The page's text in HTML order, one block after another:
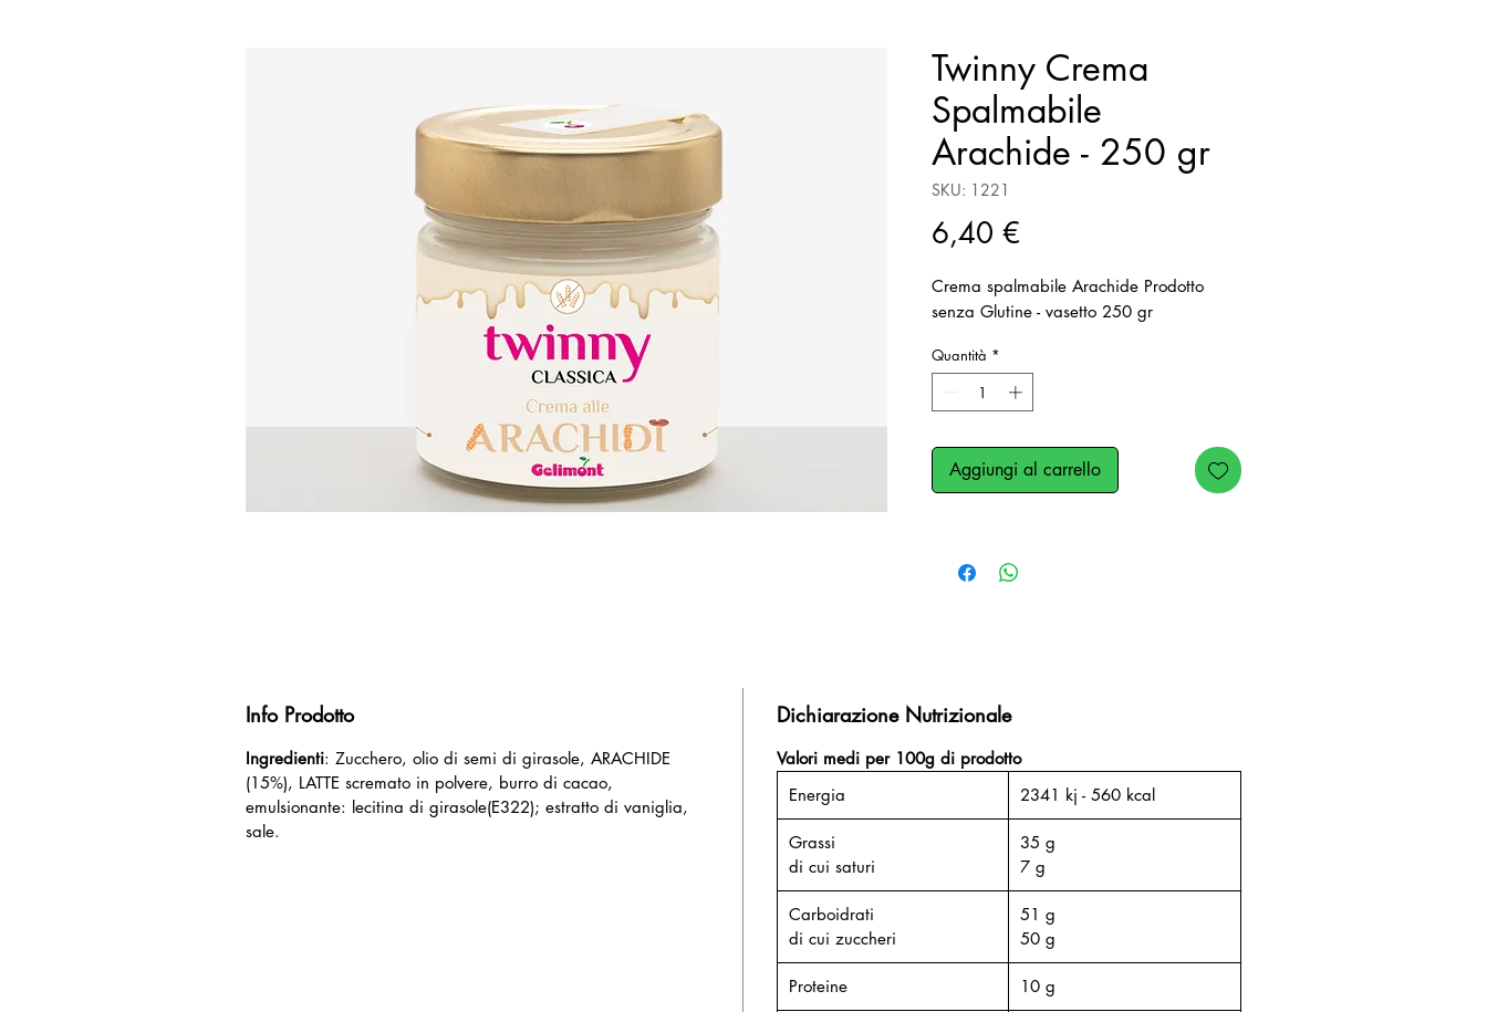
Twinny Crema
Spalmabile
Arachide - 250 gr
SKU: 1221
6,40 €
Crema spalmabile Arachide Prodotto
senza Glutine - vasetto 250 gr
Quantità *
Aggiungi al carrello
Info Prodotto
Ingredienti: Zucchero, olio di semi di girasole, ARACHIDE
(15%), LATTE scremato in polvere, burro di cacao,
emulsionante: lecitina di girasole(E322); estratto di vaniglia,
sale.
Dichiarazione Nutrizionale
Valori medi per 100g di prodotto
Energia
2341 kj - 560 kcal
Grassi
di cui saturi
35 g
7 g
Carboidrati
di cui zuccheri
51 g
50 g
Proteine 10 g